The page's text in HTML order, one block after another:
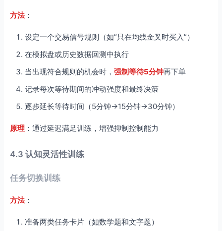
方法：
设定一个交易信号规则（如”只在均线金叉时买入”）
在模拟盘或历史数据回测中执行
当出现符合规则的机会时， 强制等待5分钟再下单
记录每次等待期间的冲动强度和最终决策
逐步延长等待时间（5分钟→15分钟→30分钟）
原理 ：通过延迟满足训练，增强抑制控制能力
4.3 认知灵活性训练
任务切换训练
方法：
准备两类任务卡片（如数学题和文字题）